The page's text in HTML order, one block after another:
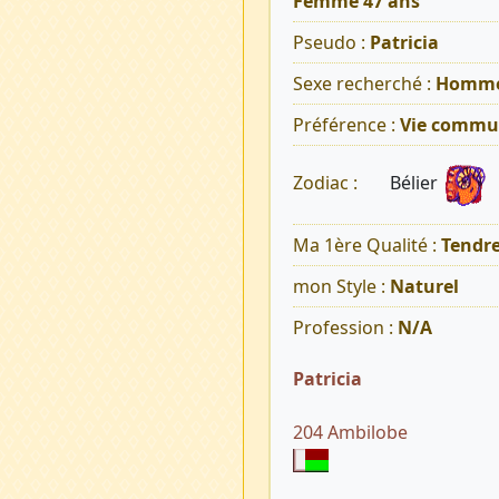
Pseudo : Patricia
Sexe recherché :
Préférence : Vie
Zodiac : Bélier
Ma 1ère Qualité :
mon Style : Naturel
Profession : N/A
Patricia
204 Ambilobe